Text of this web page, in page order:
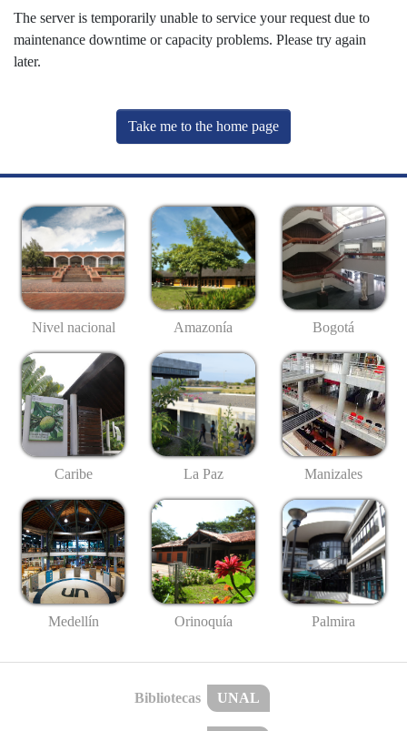
The server is temporarily unable to service your request due to
maintenance downtime or capacity problems. Please try again
later.
Take me to the home page
Nivel nacional Amazonía Bogotá
Caribe La Paz Manizales
Medellín Orinoquía Palmira
Bibliotecas UNAL